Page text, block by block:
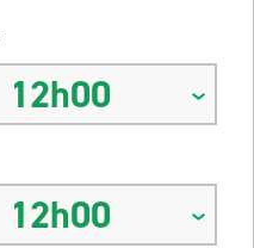
12h00
12h00